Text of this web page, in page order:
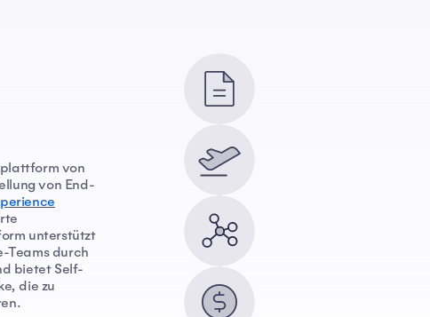
von
von End-
unterstützt
Teams durch
bietet Self-
die zu